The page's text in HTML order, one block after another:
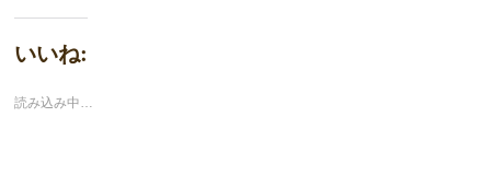
ク
て
Twitter
有
いいね:
読み込み中…